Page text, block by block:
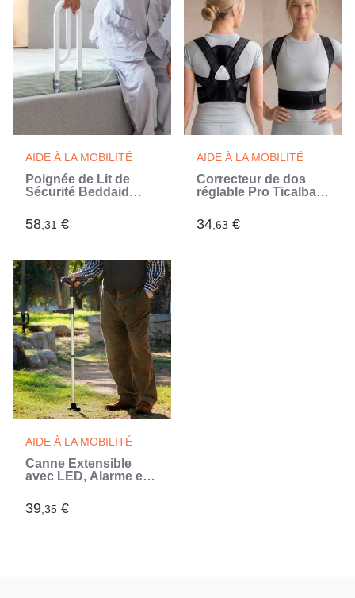
AIDE À LA MOBILITÉ
Poignée de Lit de
Sécurité Beddaid
58,31 €
AIDE À LA MOBILITÉ
Correcteur de dos
réglable Pro Ticalbak
34,63 €
AIDE À LA MOBILITÉ
Canne Extensible
avec LED, Alarme et
Hannde InnovaGoods
39,35 €